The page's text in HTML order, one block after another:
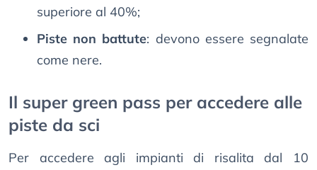
superiore al 40%;
Piste non battute: devono essere segnalate
come nere.
Il super green pass per accedere alle
piste da sci
Per accedere agli impianti di risalita dal 10